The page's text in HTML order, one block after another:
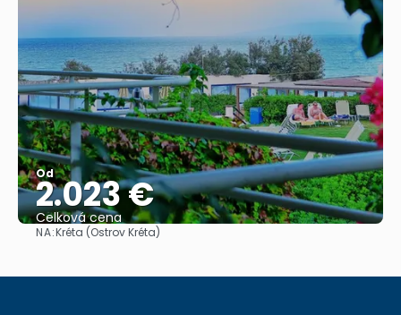
Od
2.023 €
Celková cena
NA:Kréta (Ostrov Kréta)